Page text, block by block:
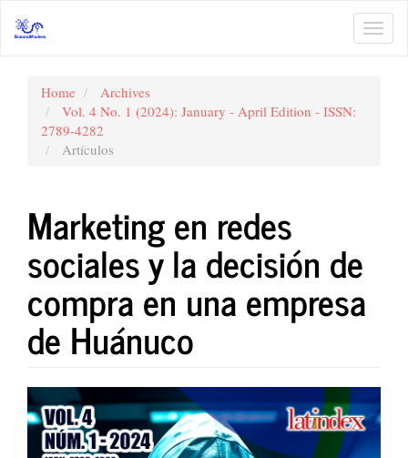
Navigation
Sidebar
Home
Archives
Vol. 4 No. 1 (2024): January - April Edition - ISSN:
2789-4282
Artículos
Marketing en redes
sociales y la decisión de
compra en una empresa
de Huánuco
Article
Sidebar